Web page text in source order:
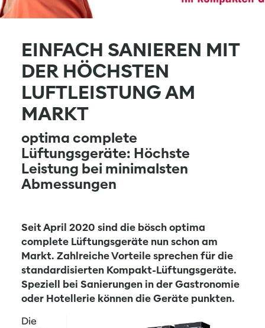
EINFACH SANIEREN MIT
DER HÖCHSTEN
LUFTLEISTUNG AM
MARKT
optima complete
Lüftungsgeräte: Höchste
Leistung bei minimalsten
Abmessungen
Seit April 2020 sind die bösch optima
complete Lüftungsgeräte nun schon am
Markt. Zahlreiche Vorteile sprechen für die
standardisierten Kompakt-Lüftungsgeräte.
Speziell bei Sanierungen in der Gastronomie
oder Hotellerie können die Geräte punkten.
Die